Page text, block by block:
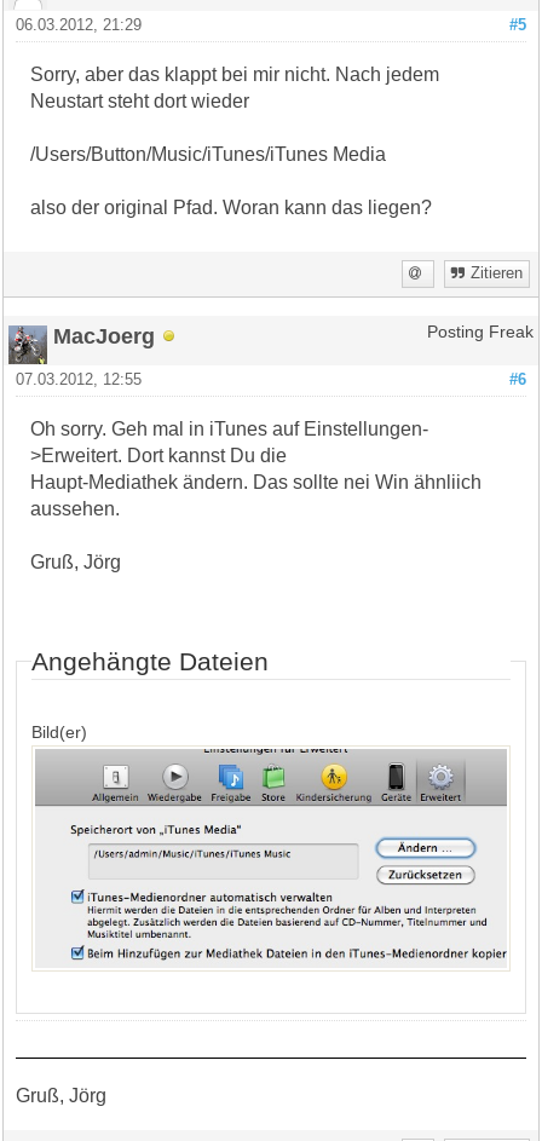
#5
06.03.2012, 21:29
Sorry, aber das klappt bei mir nicht. Nach jedem
Neustart steht dort wieder
/Users/Button/Music/iTunes/iTunes Media
also der original Pfad. Woran kann das liegen?
Zitieren
MacJoerg Posting Freak
#6
07.03.2012, 12:55
Oh sorry. Geh mal in iTunes auf Einstellungen-
>Erweitert. Dort kannst Du die
Haupt-Mediathek ändern. Das sollte nei Win ähnliich
aussehen.
Gruß, Jörg
Angehängte Dateien
Bild(er)
Gruß, Jörg